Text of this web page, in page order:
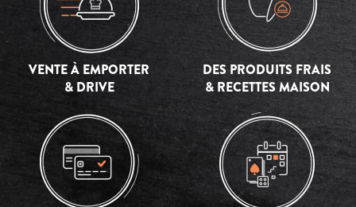
VENTE À EMPORTER
& DRIVE
DES PRODUITS FRAIS
& RECETTES MAISON